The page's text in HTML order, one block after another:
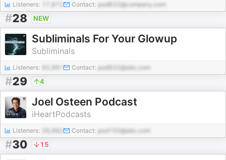
Listeners: Contact: pod832@company.com
#28 NEW
Subliminals For Your Glowup
Subliminals
Listeners: Contact: pod920@abc.com
#29 4
Joel Osteen Podcast
iHeartPodcasts
Listeners: Contact: pod150@abc.com
#30 15